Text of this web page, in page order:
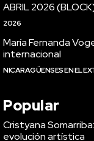
ABRIL 2026
2026
María Fernanda
internacional
NICARAGÜENSES EN EL
Popular
Cristyana
evolución artística